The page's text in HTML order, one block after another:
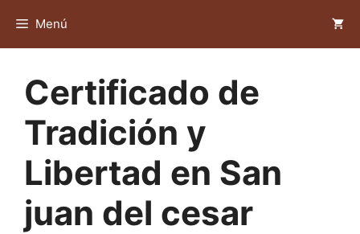
contenido
Menú
Certificado de
Tradición y
Libertad en San
juan del cesar